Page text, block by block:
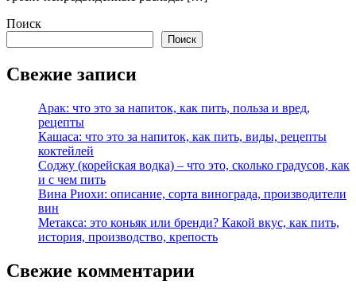
Поиск
Поиск
Свежие записи
Арак: что это за напиток, как пить, польза и вред,
рецепты
Кашаса: что это за напиток, как пить, виды, рецепты
коктейлей
Соджу (корейская водка) – что это, сколько градусов, как
и с чем пить
Вина Риохи: описание, сорта винограда, производители
вин
Метакса: это коньяк или бренди? Какой вкус, как пить,
история, производство, крепость
Свежие комментарии